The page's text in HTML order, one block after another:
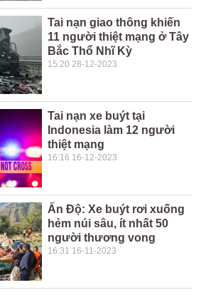
Tai nạn giao thông khiến
11 người thiệt mạng ở Tây
Bắc Thổ Nhĩ Kỳ
15:20 28-12-2023
Tai nạn xe buýt tại
Indonesia làm 12 người
thiệt mạng
16:16 16-12-2023
Ấn Độ: Xe buýt rơi xuống
hẻm núi sâu, ít nhất 50
người thương vong
16:31 16-11-2023